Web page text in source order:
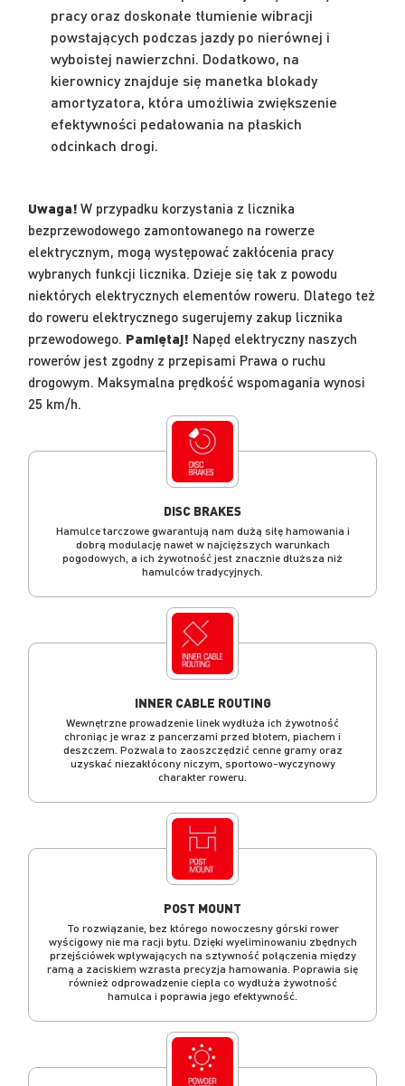
pracy oraz doskonałe tłumienie wibracji
powstających podczas jazdy po nierównej i
wyboistej nawierzchni. Dodatkowo, na
kierownicy znajduje się manetka blokady
amortyzatora, która umożliwia zwiększenie
efektywności pedałowania na płaskich
odcinkach drogi.
Uwaga! W przypadku korzystania z licznika
bezprzewodowego zamontowanego na rowerze
elektrycznym, mogą występować zakłócenia pracy
wybranych funkcji licznika. Dzieje się tak z powodu
niektórych elektrycznych elementów roweru. Dlatego też
do roweru elektrycznego sugerujemy zakup licznika
przewodowego. Pamiętaj! Napęd elektryczny naszych
rowerów jest zgodny z przepisami Prawa o ruchu
drogowym. Maksymalna prędkość wspomagania wynosi
25 km/h.
DISC BRAKES
Hamulce tarczowe gwarantują nam dużą siłę hamowania i
dobrą modulację nawet w najcięższych warunkach
pogodowych, a ich żywotność jest znacznie dłuższa niż
hamulców tradycyjnych.
INNER CABLE ROUTING
Wewnętrzne prowadzenie linek wydłuża ich żywotność
chroniąc je wraz z pancerzami przed błotem, piachem i
deszczem. Pozwala to zaoszczędzić cenne gramy oraz
uzyskać niezakłócony niczym, sportowo-wyczynowy
charakter roweru.
POST MOUNT
To rozwiązanie, bez którego nowoczesny górski rower
wyścigowy nie ma racji bytu. Dzięki wyeliminowaniu zbędnych
przejściówek wpływających na sztywność połączenia między
ramą a zaciskiem wzrasta precyzja hamowania. Poprawia się
również odprowadzenie ciepła co wydłuża żywotność
hamulca i poprawia jego efektywność.